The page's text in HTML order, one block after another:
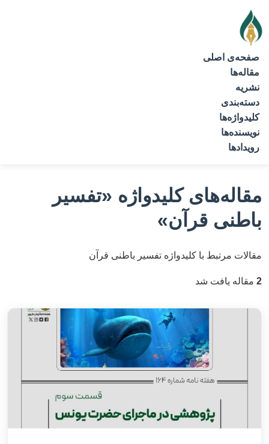
صفحه‌ی اصلی
مقاله‌ها
نشریه
دسته‌بندی
کلیدواژه‌ها
نویسنده‌ها
رویدادها
مقاله‌های کلیدواژه «تفسیر
باطنی قرآن»
مقالات مرتبط با کلیدواژه تفسیر باطنی قرآن
2 مقاله یافت شد